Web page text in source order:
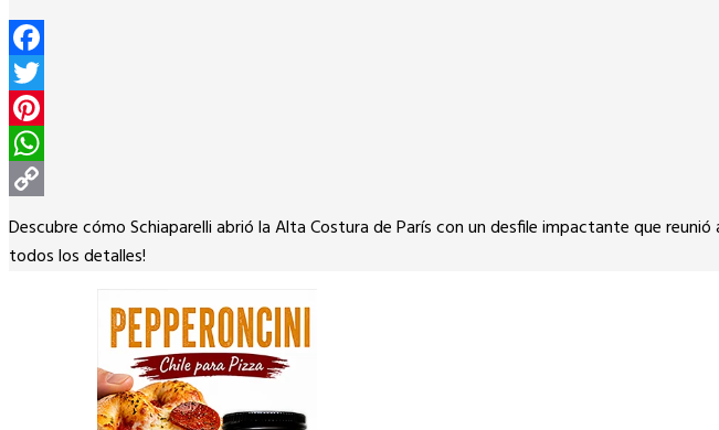
Facebook
Twitter
Pinterest
WhatsApp
Copy
Link
Descubre cómo Schiaparelli abrió la Alta Costura de París con un desfile impactante que reunió
todos los detalles!